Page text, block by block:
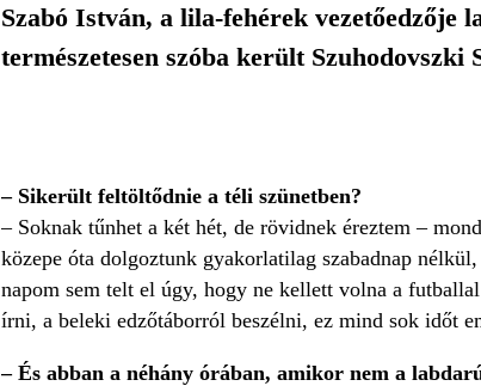
Szabó István, a lila-fehérek vezetőedzője
természetesen szóba került
– Sikerült feltöltődnie a téli szünetben?
– Soknak tűnhet a két hét, de rövidnek éreztem –
közepe óta dolgoztunk gyakorlatilag szabadnap
napom sem telt el úgy, hogy ne kellett volna a
írni, a beleki edzőtáborról beszélni, ez mind sok időt
– És abban a néhány órában, amikor nem a